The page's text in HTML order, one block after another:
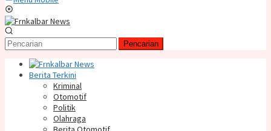
Pencarian
Berita Terkini
Kriminal
Otomotif
Politik
Olahraga